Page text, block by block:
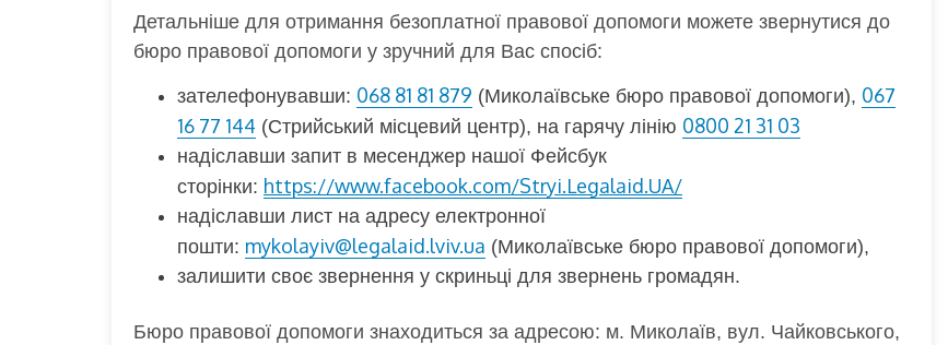
Детальніше для отримання безоплатної правової допомоги можете звернутися до
бюро правової допомоги у зручний для Вас спосіб:
зателефонувавши: 068 81 81 879 (Миколаївське бюро правової допомоги), 067
16 77 144 (Стрийський місцевий центр), на гарячу лінію 0800 21 31 03
надіславши запит в месенджер нашої Фейсбук
сторінки: https://www.facebook.com/Stryi.Legalaid.UA/
надіславши лист на адресу електронної
пошти: mykolayiv@legalaid.lviv.ua (Миколаївське бюро правової допомоги),
залишити своє звернення у скриньці для звернень громадян.
Бюро правової допомоги знаходиться за адресою: м. Миколаїв, вул. Чайковського,